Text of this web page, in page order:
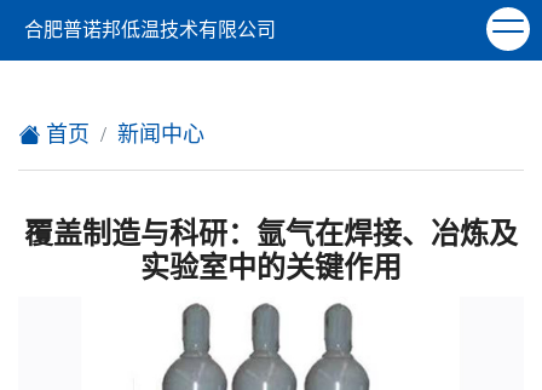
欢迎访问合肥普诺邦低温技术有限公司网站！
网站地图
合肥普诺邦低温技术有限公司
首页 新闻中心
覆盖制造与科研：氩气在焊接、冶炼及
实验室中的关键作用